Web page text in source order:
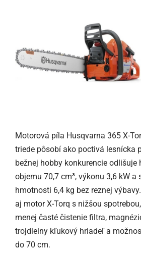
Motorová píla Husqvarna 365 X-
triede pôsobí ako poctivá lesnícka
bežnej hobby konkurencie odlišuje
objemu 70,7 cm³, výkonu 3,6 kW a
hmotnosti 6,4 kg bez reznej
aj motor X-Torq s nižšou
menej časté čistenie filtra,
trojdielny kľukový hriadeľ a
do 70 cm.